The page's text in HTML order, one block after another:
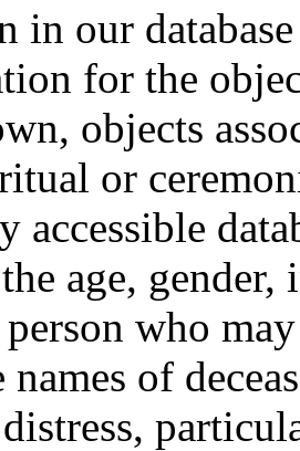
in our
for the
objects
or
accessible
age,
who
of
distress,